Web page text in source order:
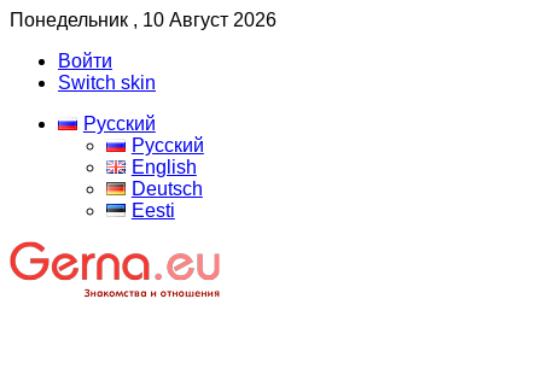
Понедельник , 10 Август 2026
Войти
Switch skin
Русский
Русский
English
Deutsch
Eesti